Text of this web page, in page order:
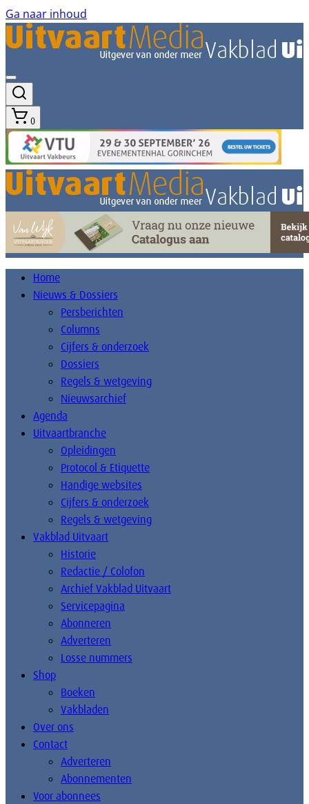
Ga naar inhoud
0
Home
Nieuws & Dossiers
Persberichten
Columns
Cijfers & onderzoek
Dossiers
Regels & wetgeving
Nieuwsarchief
Agenda
Uitvaartbranche
Opleidingen
Protocol & Etiquette
Handige websites
Cijfers & onderzoek
Regels & wetgeving
Vakblad Uitvaart
Historie
Redactie / Colofon
Archief Vakblad Uitvaart
Servicepagina
Abonneren
Adverteren
Losse nummers
Shop
Boeken
Vakbladen
Over ons
Contact
Adverteren
Abonnementen
Voor abonnees